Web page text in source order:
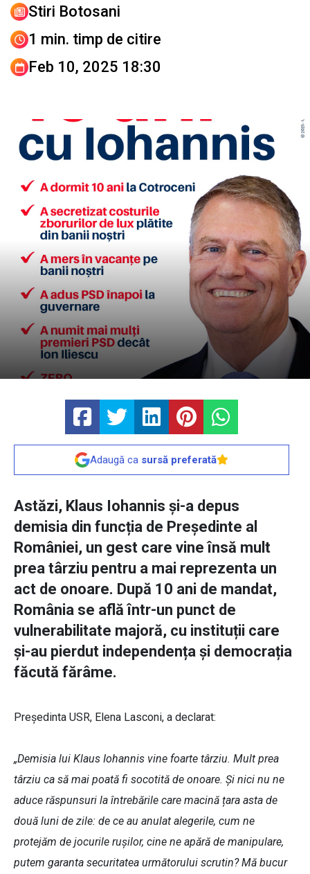
Stiri Botosani
1 min. timp de citire
Feb 10, 2025 18:30
Adaugă ca sursă preferată
Astăzi, Klaus Iohannis și-a depus
demisia din funcția de Președinte al
României, un gest care vine însă mult
prea târziu pentru a mai reprezenta un
act de onoare. După 10 ani de mandat,
România se află într-un punct de
vulnerabilitate majoră, cu instituții care
și-au pierdut independența și democrația
făcută fărâme.
Președinta USR, Elena Lasconi, a declarat:
„Demisia lui Klaus Iohannis vine foarte târziu. Mult prea
târziu ca să mai poată fi socotită de onoare. Și nici nu ne
aduce răspunsuri la întrebările care macină țara asta de
două luni de zile: de ce au anulat alegerile, cum ne
protejăm de jocurile rușilor, cine ne apără de manipulare,
putem garanta securitatea următorului scrutin? Mă bucur